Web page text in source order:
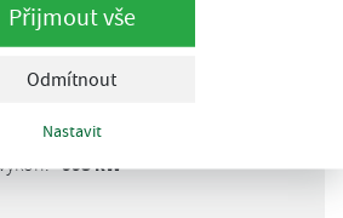
Přijmout vše
Odmítnout
Nastavit
Dobříš
630 kW
993 kW